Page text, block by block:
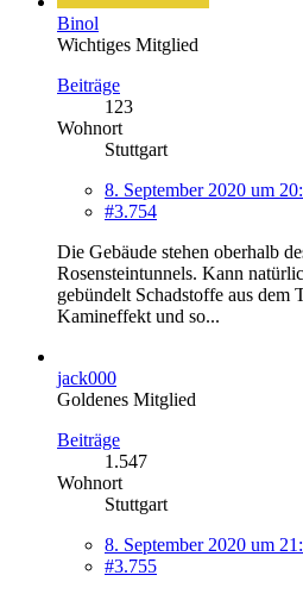
Binol
Wichtiges Mitglied
Beiträge
123
Wohnort
Stuttgart
8. September 2020 um
#3.754
Die Gebäude stehen oberhalb
Rosensteintunnels. Kann
gebündelt Schadstoffe aus dem
Kamineffekt und so...
jack000
Goldenes Mitglied
Beiträge
1.547
Wohnort
Stuttgart
8. September 2020 um
#3.755